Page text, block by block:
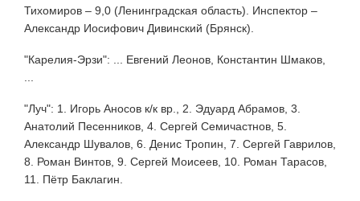
Тихомиров – 9,0 (Ленинградская область). Инспектор –
Александр Иосифович Дивинский (Брянск).
"Карелия-Эрзи": ... Евгений Леонов, Константин Шмаков,
"Луч": 1. Игорь Аносов к/к вр., 2. Эдуард Абрамов, 3.
Анатолий Песенников, 4. Сергей Семичастнов, 5.
Александр Шувалов, 6. Денис Тропин, 7. Сергей Гаврилов,
8. Роман Винтов, 9. Сергей Моисеев, 10. Роман Тарасов,
11. Пётр Баклагин.